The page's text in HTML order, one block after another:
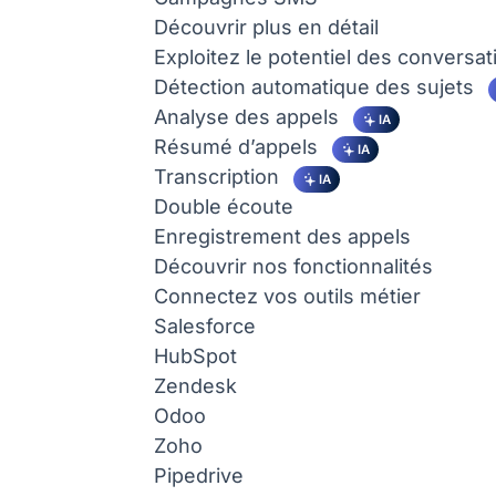
Découvrir plus en détail
Exploitez le potentiel des
Détection automatique des sujets
Analyse des appels IA
Résumé d’appels IA
Transcription IA
Double écoute
Enregistrement des appels
Découvrir nos fonctionnalités
Connectez vos outils métier
Salesforce
HubSpot
Zendesk
Odoo
Zoho
Pipedrive